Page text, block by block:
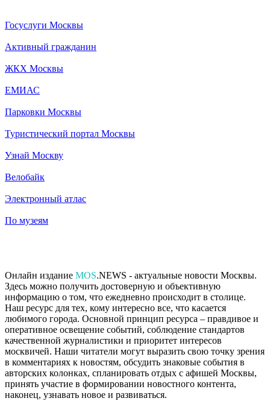
Госуслуги Москвы
Активный гражданин
ЖКХ Москвы
ЕМИАС
Парковки Москвы
Туристический портал Москвы
Узнай Москву
Велобайк
Электронный атлас
По музеям
Онлайн издание MOS.NEWS - актуальные новости Москвы.
Здесь можно получить достоверную и объективную
информацию о том, что ежедневно происходит в столице.
Наш ресурс для тех, кому интересно все, что касается
любимого города. Основной принцип ресурса – правдивое и
оперативное освещение событий, соблюдение стандартов
качественной журналистики и приоритет интересов
москвичей. Наши читатели могут выразить свою точку зрения
в комментариях к новостям, обсудить знаковые события в
авторских колонках, спланировать отдых с афишей Москвы,
принять участие в формировании новостного контента,
наконец, узнавать новое и развиваться.